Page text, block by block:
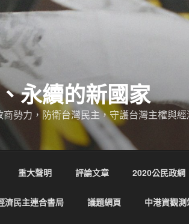
永續的新國家
勢力，防衛台灣民主，守護台灣主權與
重大聲明 評論文章 2020公民政綱
濟民主連合書局 議題網頁 中港資觀測